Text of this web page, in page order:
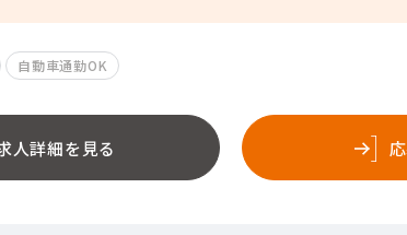
自動車通勤OK
人詳細を見る